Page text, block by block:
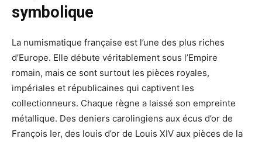
symbolique
La numismatique française est l’une des plus riches
d’Europe. Elle débute véritablement sous l’Empire
romain, mais ce sont surtout les pièces royales,
impériales et républicaines qui captivent les
collectionneurs. Chaque règne a laissé son empreinte
métallique. Des deniers carolingiens aux écus d’or de
François Ier, des louis d’or de Louis XIV aux pièces de la